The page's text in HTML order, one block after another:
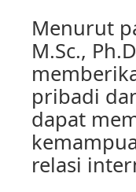
Menurut
M.Sc.,
pribadi
dapat
relasi